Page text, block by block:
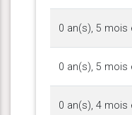
0 an(s), 5 mois
0 an(s), 5 mois
0 an(s), 4 mois